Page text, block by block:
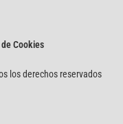
Cookies
los derechos reservados